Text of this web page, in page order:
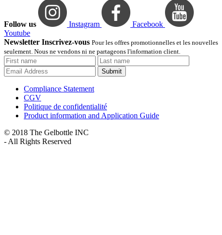
Follow us Instagram
Facebook
Youtube
Newsletter Inscrivez-vous Pour les offres promotionnelles et les nouvelles
seulement. Nous ne vendons ni ne partageons l'information client.
Submit
Compliance Statement
CGV
Politique de confidentialité
Product information and Application Guide
© 2018 The Gelbottle INC
- All Rights Reserved